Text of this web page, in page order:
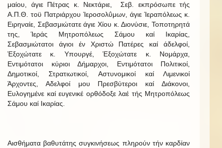
μαίου, άγιε Πέτρας κ. Νεκτάριε, Σεβ. εκπρόσωπε τής
Α.Π.Θ. τοϋ Πατριάρχου Ίεροσολΰμων, άγιε Ίεραπόλεως κ.
Ειρηναίε, Σεβασμιώτατε άγιε Χίου κ. Διονύσιε, Τοποτηρητά
της, Ίεράς Μητροπόλεως Σάμου καί Ικαρίας,
Σεβασμιώτατοι άγιοι έν Χριστώ Πατέρες καί άδελφοί,
Έξοχώτατε κ. Υπουργέ, Έξοχώτατε κ. Νομάρχα,
Εντιμότατοι κύριοι Δήμαρχοι, Εντιμότατοι Πολιτικοί,
Δημοτικοί, Στρατιωτικοί, Αστυνομικοί καί Λιμενικοί
Άρχοντες, Αδελφοί μου Πρεσβύτεροι καί Διάκονοι,
Ευλογημένε καί ευγενικέ ορθόδοξε λαέ τής Μητροπόλεως
Σάμου καί Ικαρίας.
Αισθήματα βαθυτάτης συγκινήσεως πληρούν τήν καρδίαν